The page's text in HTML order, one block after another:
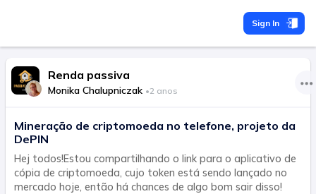
Sign In
Renda passiva
Monika Chalupniczak •2 anos
Mineração de criptomoeda no telefone, projeto da
DePIN
Hej todos!Estou compartilhando o link para o aplicativo de
cópia de criptomoeda, cujo token está sendo lançado no
mercado hoje, então há chances de algo bom sair disso!